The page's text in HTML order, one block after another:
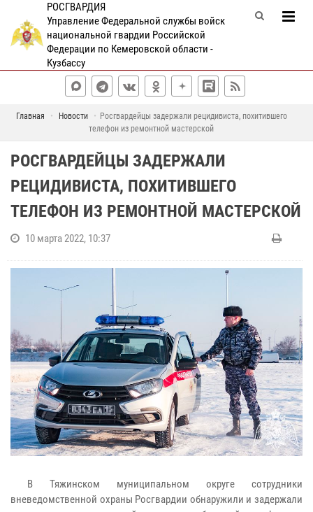
РОСГВАРДИЯ
Управление Федеральной службы войск
национальной гвардии Российской
Федерации по Кемеровской области -
Кузбассу
Главная Новости
Росгвардейцы задержали рецидивиста, похитившего
телефон из ремонтной мастерской
РОСГВАРДЕЙЦЫ ЗАДЕРЖАЛИ
РЕЦИДИВИСТА, ПОХИТИВШЕГО
ТЕЛЕФОН ИЗ РЕМОНТНОЙ МАСТЕРСКОЙ
10 марта 2022, 10:37
В Тяжинском муниципальном округе сотрудники
вневедомственной охраны Росгвардии обнаружили и задержали